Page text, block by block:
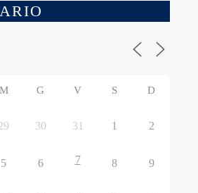
M G V S D
30 31 1 2
5 6 7 8 9